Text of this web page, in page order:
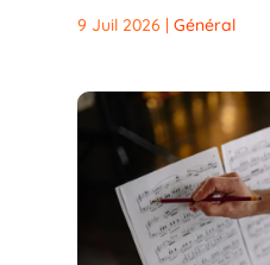
9 Juil 2026 | Général